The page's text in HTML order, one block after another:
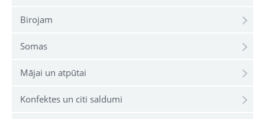
Birojam
Somas
Mājai un atpūtai
Konfektes un citi saldumi